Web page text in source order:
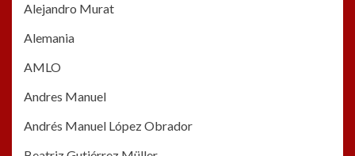
Alejandro Murat
Alemania
AMLO
Andres Manuel
Andrés Manuel López Obrador